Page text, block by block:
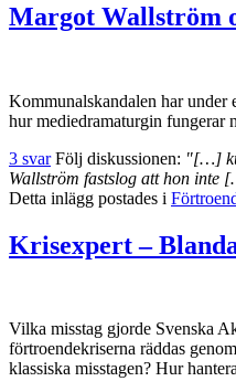
Margot Wallström
Kommunalskandalen har under
hur mediedramaturgin fungerar
3 svar Följ diskussionen: "[…]
Wallström fastslog att hon inte
Detta inlägg postades i
Krisexpert –
Vilka misstag gjorde Svenska
förtroendekriserna räddas
klassiska misstagen? Hur